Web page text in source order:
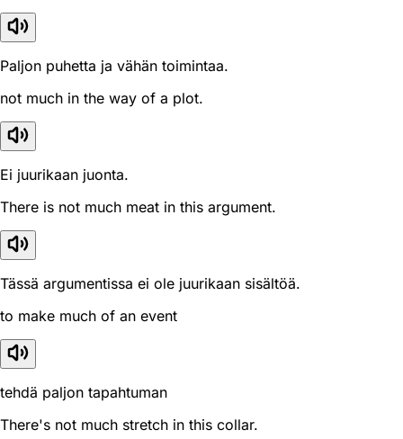
Paljon puhetta ja vähän toimintaa.
not much in the way of a plot.
Ei juurikaan juonta.
There is not much meat in this argument.
Tässä argumentissa ei ole juurikaan sisältöä.
to make much of an event
tehdä paljon tapahtuman
There's not much stretch in this collar.